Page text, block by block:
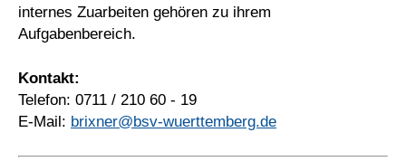
internes Zuarbeiten gehören zu ihrem
Aufgabenbereich.
Kontakt:
Telefon: 0711 / 210 60 - 19
E-Mail: brixner@bsv-wuerttemberg.de